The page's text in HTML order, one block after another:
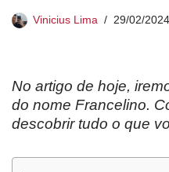
Vinicius Lima 29/02/2024
No artigo de hoje,
do nome Francelino.
descobrir tudo o que